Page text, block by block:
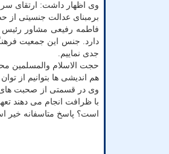
وی اظهار داشت: ارتقای
برمبنای عدالت جنسیتی از
فاطمه رفیعی مشاور رئیس
دارد. جنس این جمعیت
جدی نماییم.
حجت الاسلام والمسلمین
هم اندیشی ها بتوانیم از
وی در قسمتی از صحبت های
با ظرافت انجام می دهند
است؟ پاسخ متاسفانه خیر